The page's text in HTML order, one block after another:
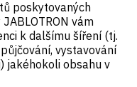
poskytovaných
vám
k dalšímu šíření (tj.
vystavování
jakéhokoli obsahu v